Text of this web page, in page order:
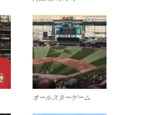
オールスターゲーム